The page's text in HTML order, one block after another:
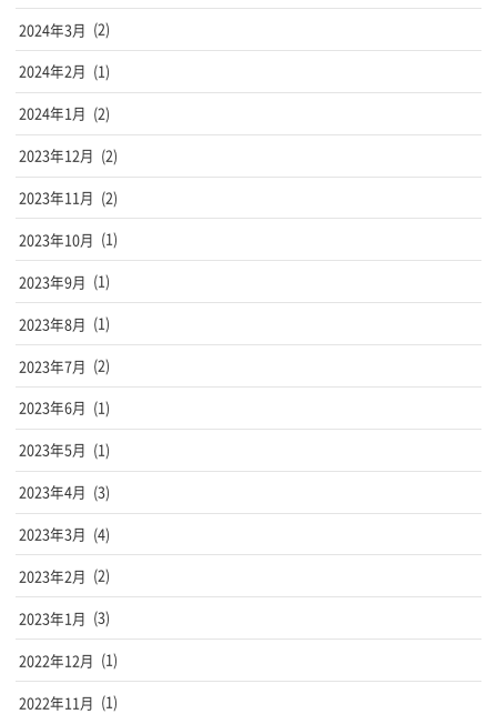
2024年3月 (2)
2024年2月 (1)
2024年1月 (2)
2023年12月 (2)
2023年11月 (2)
2023年10月 (1)
2023年9月 (1)
2023年8月 (1)
2023年7月 (2)
2023年6月 (1)
2023年5月 (1)
2023年4月 (3)
2023年3月 (4)
2023年2月 (2)
2023年1月 (3)
2022年12月 (1)
2022年11月 (1)